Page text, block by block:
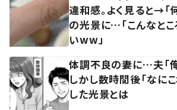
違和感。よく見ると→「
の光景に…「こんなとこ
いww」
体調不良の妻に…夫「
しかし数時間後「なに
した光景とは